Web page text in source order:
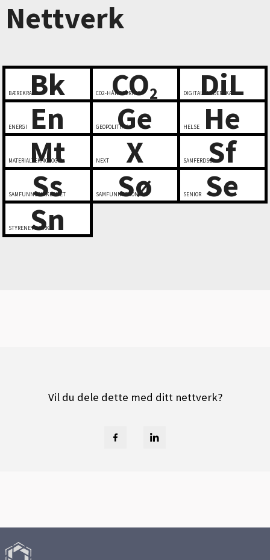
Nettverk
Bk
BÆREKRAFT CO2
CO2-HÅNDTERING DiL
DIGITALT LEDERSKAP
En
ENERGI Ge
GEOPOLITIKK He
HELSE
Mt
MATERIALTEKNOLOGI X
NEXT Sf
SAMFERDSEL
Ss
SAMFUNNSSIKKERHET Sø
SAMFUNNSØKONOMI Se
SENIOR
Sn
STYRENETTVERK
Vil du dele dette med ditt nettverk?